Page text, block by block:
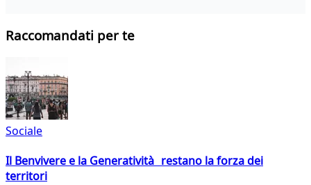
Raccomandati per te
Sociale
Il Benvivere e la Generatività restano la forza dei
territori